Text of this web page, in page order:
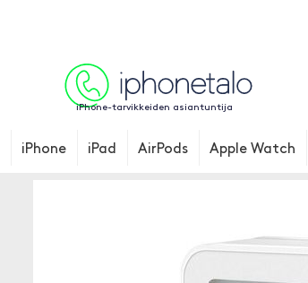
iPhone-tarvikkeiden asiantuntija
iPhone iPad AirPods Apple Watch